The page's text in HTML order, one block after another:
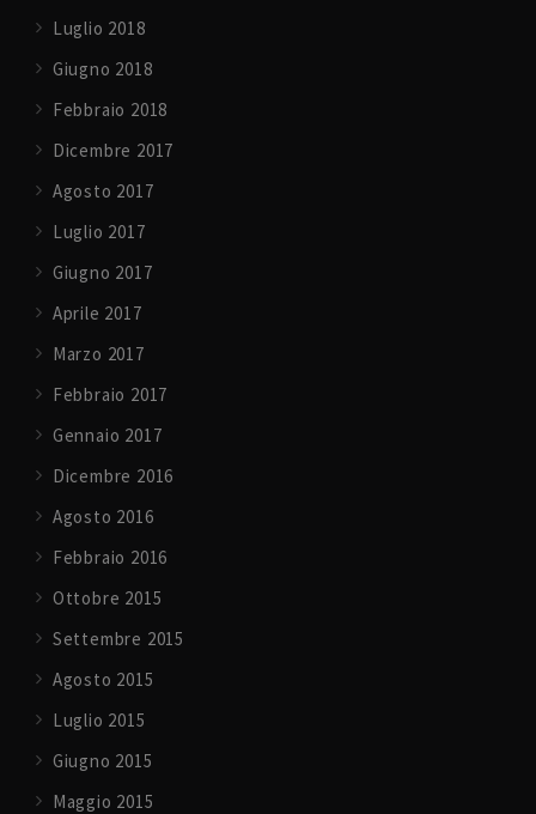
Luglio 2018
Giugno 2018
Febbraio 2018
Dicembre 2017
Agosto 2017
Luglio 2017
Giugno 2017
Aprile 2017
Marzo 2017
Febbraio 2017
Gennaio 2017
Dicembre 2016
Agosto 2016
Febbraio 2016
Ottobre 2015
Settembre 2015
Agosto 2015
Luglio 2015
Giugno 2015
Maggio 2015